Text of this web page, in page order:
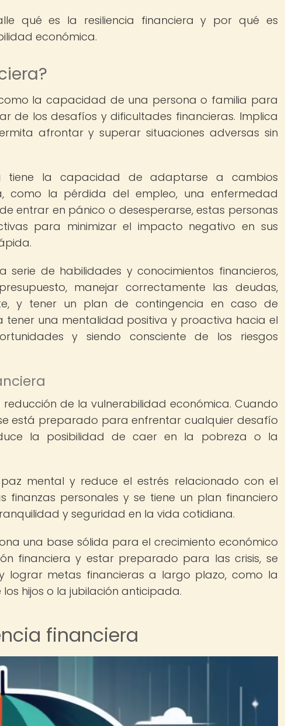
qué es la resiliencia financiera y por qué es
económica.
la capacidad de una persona o familia para
de los desafíos y dificultades financieras. Implica
afrontar y superar situaciones adversas sin
tiene la capacidad de adaptarse a cambios
como la pérdida del empleo, una enfermedad
entrar en pánico o desesperarse, estas personas
para minimizar el impacto negativo en sus
serie de habilidades y conocimientos financieros,
manejar correctamente las deudas,
y tener un plan de contingencia en caso de
tener una mentalidad positiva y proactiva hacia el
y siendo consciente de los riesgos
de la vulnerabilidad económica. Cuando
está preparado para enfrentar cualquier desafío
la posibilidad de caer en la pobreza o la
mental y reduce el estrés relacionado con el
finanzas personales y se tiene un plan financiero
y seguridad en la vida cotidiana.
una base sólida para el crecimiento económico
financiera y estar preparado para las crisis, se
lograr metas financieras a largo plazo, como la
hijos o la jubilación anticipada.
financiera